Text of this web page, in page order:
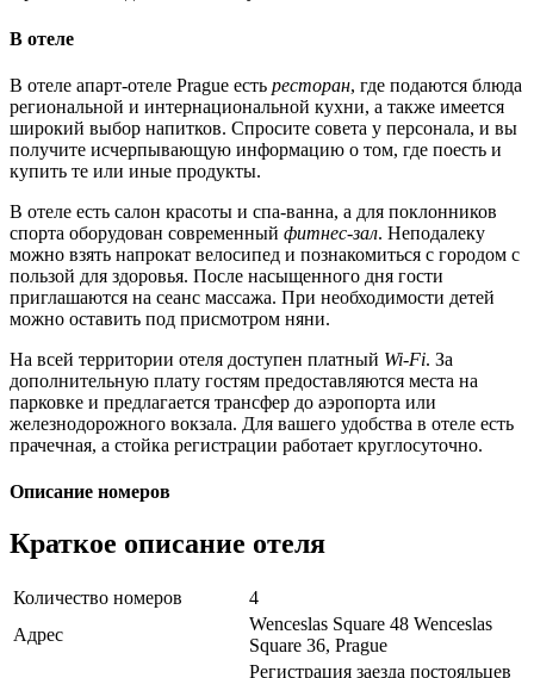
В отеле
В отеле апарт-отеле Prague есть ресторан, где подаются блюда
региональной и интернациональной кухни, а также имеется
широкий выбор напитков. Спросите совета у персонала, и вы
получите исчерпывающую информацию о том, где поесть и
купить те или иные продукты.
В отеле есть салон красоты и спа-ванна, а для поклонников
спорта оборудован современный фитнес-зал. Неподалеку
можно взять напрокат велосипед и познакомиться с городом с
пользой для здоровья. После насыщенного дня гости
приглашаются на сеанс массажа. При необходимости детей
можно оставить под присмотром няни.
На всей территории отеля доступен платный Wi-Fi. За
дополнительную плату гостям предоставляются места на
парковке и предлагается трансфер до аэропорта или
железнодорожного вокзала. Для вашего удобства в отеле есть
прачечная, а стойка регистрации работает круглосуточно.
Описание номеров
Краткое описание отеля
Количество номеров
4
Адрес
Wenceslas Square 48 Wenceslas
Square 36, Prague
Регистрация заезда постояльцев